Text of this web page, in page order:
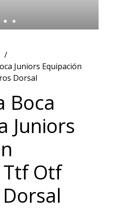
Juniors Equipación
Dorsal
Boca
Juniors
Otf